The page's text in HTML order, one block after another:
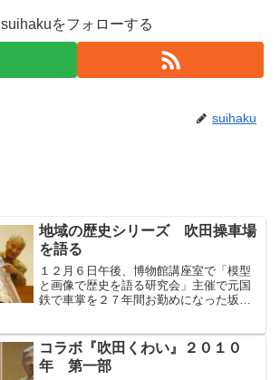
suihakuをフォローする
suihaku
地域の歴史シリーズ 吹田操車場
を語る
１２月６日午後、博物館講座室で「模型
と画像で歴史を語る研究会」主催で元国
鉄で車掌を２７年間お勤めになった坂本
第一次世界大戦による軍需景気で国鉄(当
時鉄道省)の旅客...
コラボ『吹田くわい』２０１０
年 第一部